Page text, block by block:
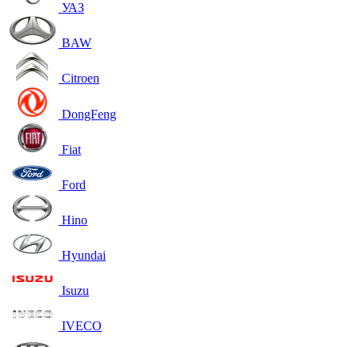
УАЗ
BAW
Citroen
DongFeng
Fiat
Ford
Hino
Hyundai
Isuzu
IVECO